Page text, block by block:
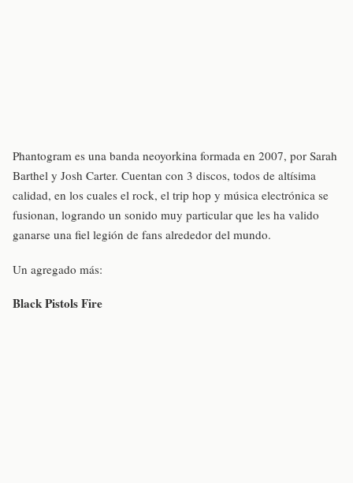
Phantogram es una banda neoyorkina formada en 2007, por Sarah
Barthel y Josh Carter. Cuentan con 3 discos, todos de altísima
calidad, en los cuales el rock, el trip hop y música electrónica se
fusionan, logrando un sonido muy particular que les ha valido
ganarse una fiel legión de fans alrededor del mundo.
Un agregado más:
Black Pistols Fire